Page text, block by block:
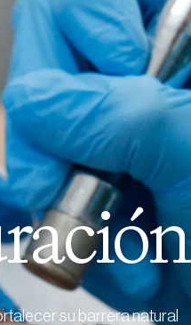
su barrera natural